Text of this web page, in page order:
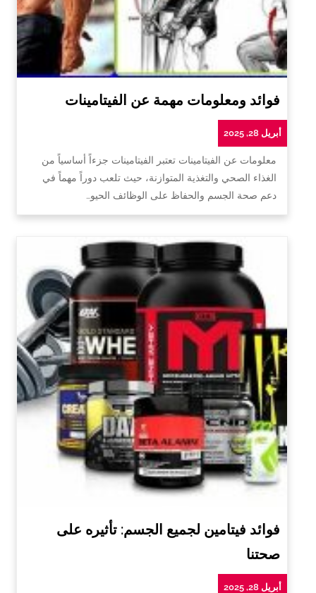
فوائد ومعلومات مهمة عن الفيتامينات
أبريل 28, 2025
معلومات عن الفيتامينات تعتبر الفيتامينات جزءاً أساسياً من
الغذاء الصحي والتغذية المتوازنة، حيث تلعب دوراً مهماً في
دعم صحة الجسم والحفاظ على الوظائف الحيو…
فوائد فيتامين لجميع الجسم: تأثيره على
صحتنا
أبريل 28, 2025